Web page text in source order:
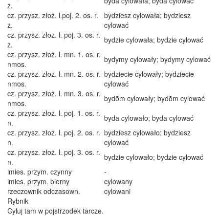
ż.
cz. przysz. złoż. l.poj. 2. os. r.
ż.
bydziesz cylowała; bydziesz
cylować
cz. przysz. złoz. l. poj. 3. os. r.
ż.
bydzie cylowała; bydzie cylować
cz. przysz. złoż. l. mn. 1. os. r.
nmos.
bydymy cylowały; bydymy cylować
cz. przysz. złoż. l. mn. 2. os. r.
nmos.
bydziecie cylowały; bydziecie
cylować
cz. przysz. złoż. l. mn. 3. os. r.
nmos.
bydōm cylowały; bydōm cylować
cz. przysz. złoż. l. poj. 1. os. r.
n.
byda cylowało; byda cylować
cz. przysz. złoż. l. poj. 2. os. r.
n.
bydziesz cylowało; bydziesz
cylować
cz. przysz. złoż. l. poj. 3. os. r.
n.
bydzie cylowało; bydzie cylować
imies. przym. czynny
-
imies. przym. bierny
cylowany
rzeczownik odczasown.
cylowani
Rybnik
Cyluj tam w pojstrzodek tarcze.